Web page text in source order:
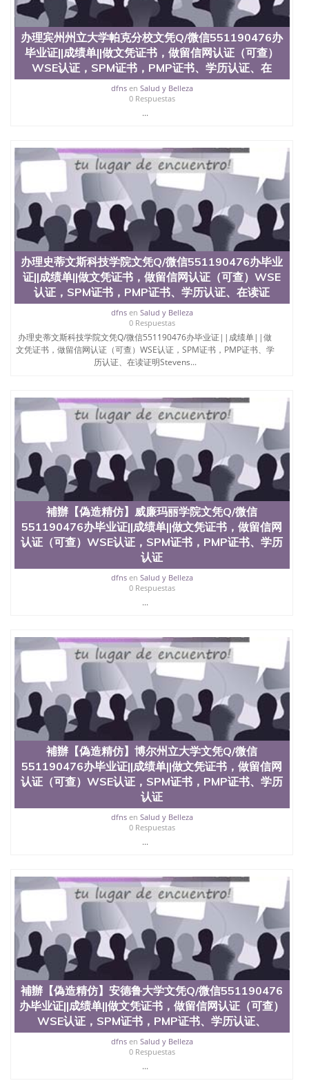
办理宾州州立大学帕克分校文凭Q/微信551190476办
毕业证||成绩单||做文凭证书，做留信网认证（可查）
WSE认证，SPM证书，PMP证书、学历认证、在
dfnsen Salud y Belleza
0 Respuestas
...
办理史蒂文斯科技学院文凭Q/微信551190476办毕业
证||成绩单||做文凭证书，做留信网认证（可查）WSE
认证，SPM证书，PMP证书、学历认证、在读证
dfnsen Salud y Belleza
0 Respuestas
办理史蒂文斯科技学院文凭Q/微信551190476办毕业证||成绩单||做
文凭证书，做留信网认证（可查）WSE认证，SPM证书，PMP证书、学
历认证、在读证明Stevens...
補辦【偽造精仿】威廉玛丽学院文凭Q/微信
551190476办毕业证||成绩单||做文凭证书，做留信网
认证（可查）WSE认证，SPM证书，PMP证书、学历
认证
dfnsen Salud y Belleza
0 Respuestas
...
補辦【偽造精仿】博尔州立大学文凭Q/微信
551190476办毕业证||成绩单||做文凭证书，做留信网
认证（可查）WSE认证，SPM证书，PMP证书、学历
认证
dfnsen Salud y Belleza
0 Respuestas
...
補辦【偽造精仿】安德鲁大学文凭Q/微信551190476
办毕业证||成绩单||做文凭证书，做留信网认证（可查）
WSE认证，SPM证书，PMP证书、学历认证、
dfnsen Salud y Belleza
0 Respuestas
...